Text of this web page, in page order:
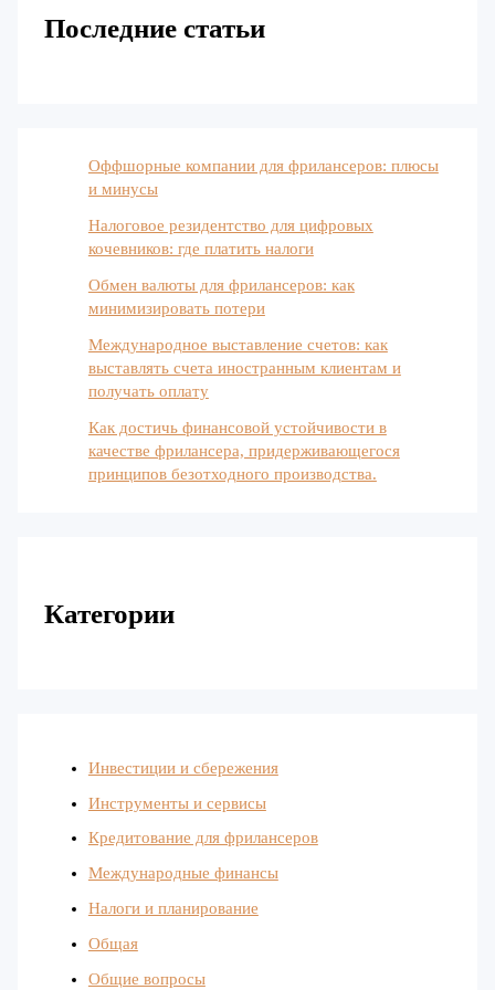
Последние статьи
Оффшорные компании для фрилансеров: плюсы
и минусы
Налоговое резидентство для цифровых
кочевников: где платить налоги
Обмен валюты для фрилансеров: как
минимизировать потери
Международное выставление счетов: как
выставлять счета иностранным клиентам и
получать оплату
Как достичь финансовой устойчивости в
качестве фрилансера, придерживающегося
принципов безотходного производства.
Категории
Инвестиции и сбережения
Инструменты и сервисы
Кредитование для фрилансеров
Международные финансы
Налоги и планирование
Общая
Общие вопросы